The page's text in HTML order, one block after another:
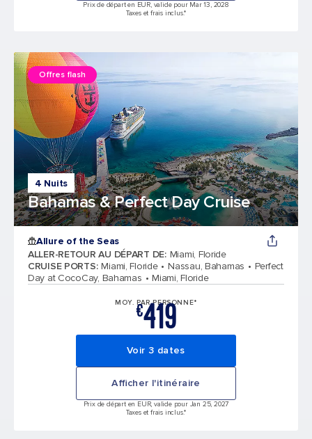
Prix de départ en EUR, valide pour Mar 13, 2028
Taxes et frais inclus.*
4 Nuits
Bahamas & Perfect Day Cruise
Offres flash
Allure of the Seas
ALLER-RETOUR AU DÉPART DE: Miami, Floride
CRUISE PORTS: Miami, Floride Nassau, Bahamas
Perfect
Day at CocoCay, Bahamas
Miami, Floride
MOY. PAR PERSONNE*
€419
Voir 3 dates
Afficher l'itinéraire
Prix de départ en EUR, valide pour Jan 25, 2027
Taxes et frais inclus.*